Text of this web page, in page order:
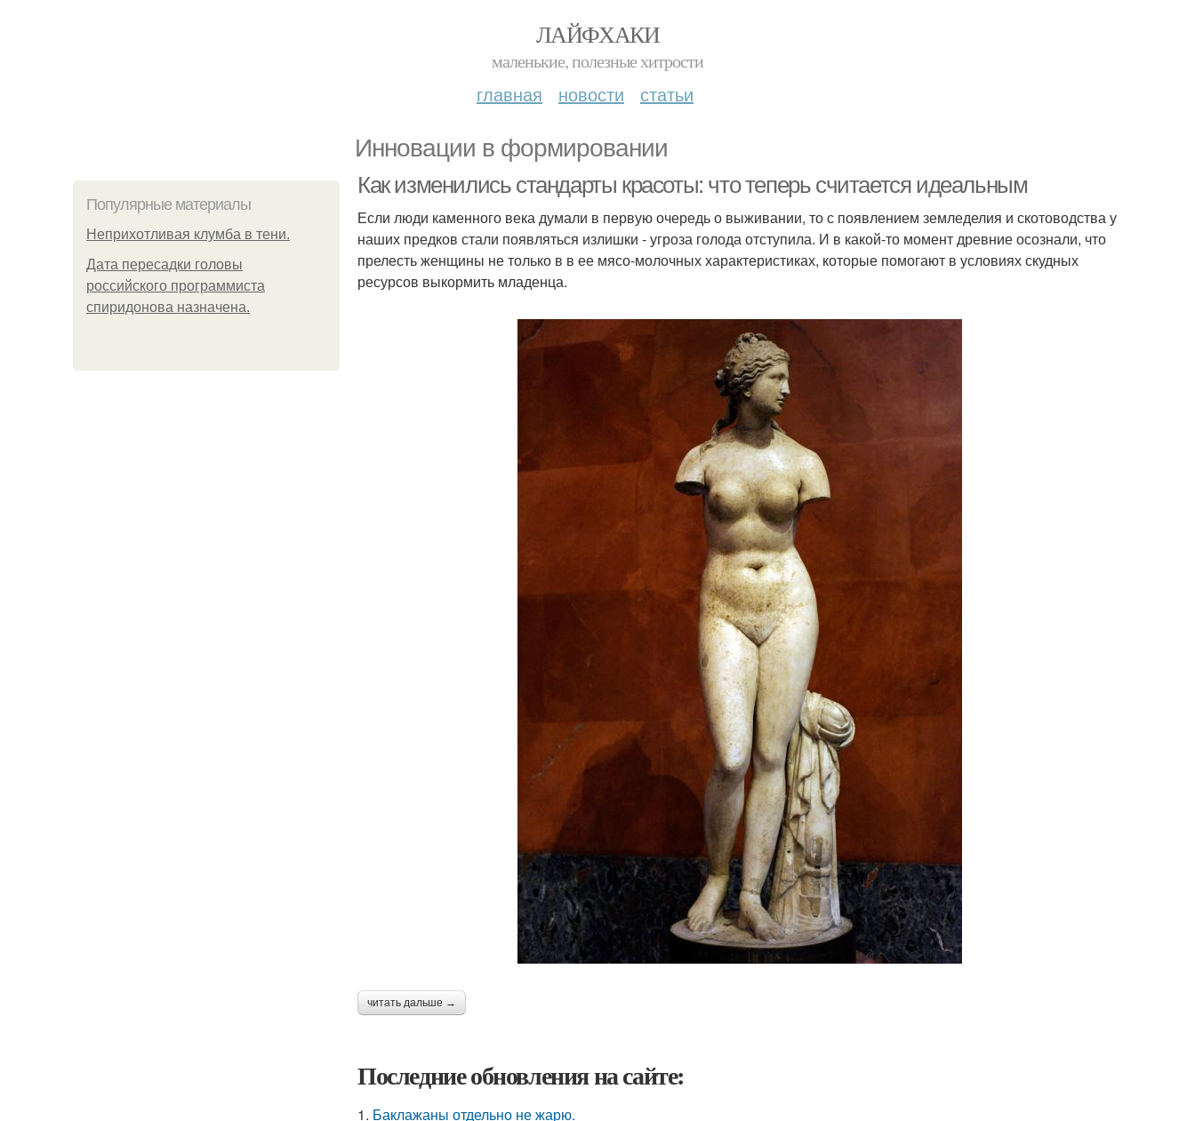
ЛАЙФХАКИ
маленькие, полезные хитрости
главная новости статьи
Инновации в формировании
Популярные материалы
Неприхотливая клумба в тени.
Дата пересадки головы
российского программиста
спиридонова назначена.
Как изменились стандарты красоты: что теперь считается идеальным
Если люди каменного века думали в первую очередь о выживании, то с появлением земледелия и скотоводства у
наших предков стали появляться излишки - угроза голода отступила. И в какой-то момент древние осознали, что
прелесть женщины не только в в ее мясо-молочных характеристиках, которые помогают в условиях скудных
ресурсов выкормить младенца.
читать дальше →
Последние обновления на сайте:
1. Баклажаны отдельно не жарю.